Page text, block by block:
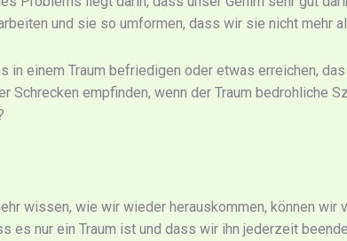
und sie so umformen, dass wir sie nicht mehr
in einem Traum befriedigen oder etwas erreichen,
Schrecken empfinden, wenn der Traum bedrohliche
wissen, wie wir wieder herauskommen, können wir
es nur ein Traum ist und dass wir ihn jederzeit